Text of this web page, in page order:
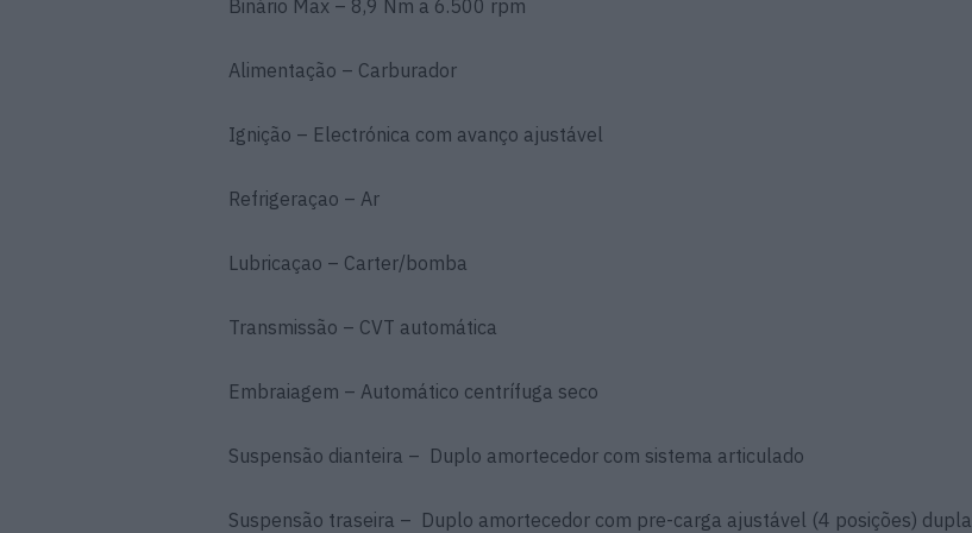
Binário Max – 8,9 Nm a 6.500 rpm
Alimentação – Carburador
Ignição – Electrónica com avanço ajustável
Refrigeraçao – Ar
Lubricaçao – Carter/bomba
Transmissão – CVT automática
Embraiagem – Automático centrífuga seco
Suspensão dianteira – Duplo amortecedor com sistema articulado
Suspensão traseira – Duplo amortecedor com pre-carga ajustável (4 posições) dupla